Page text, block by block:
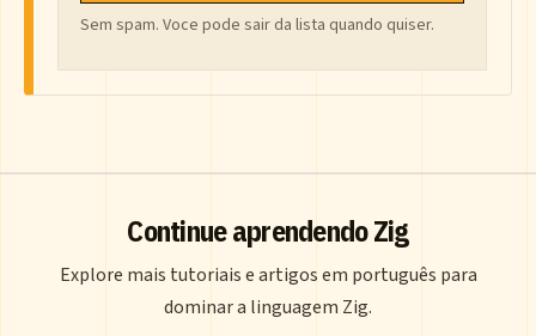
Sem spam. Voce pode sair da lista quando quiser.
Continue aprendendo Zig
Explore mais tutoriais e artigos em português para
dominar a linguagem Zig.